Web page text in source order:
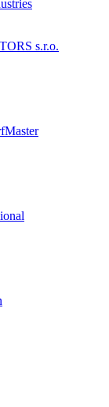
s.r.o.